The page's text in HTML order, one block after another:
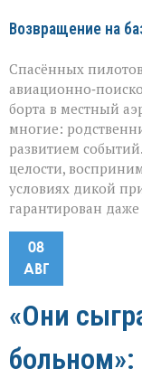
Возвращение на
Спасённых
борта в местный
многие:
развитием
целости,
условиях дикой
гарантирован
08
АВГ
«Они
больном»: